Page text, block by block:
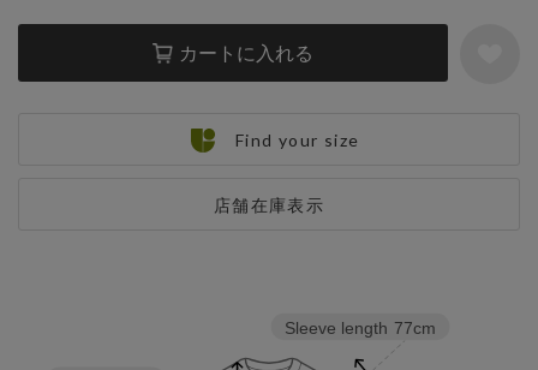
カートに入れる
店舗在庫表示
Find your size
Sleeve length 77cm